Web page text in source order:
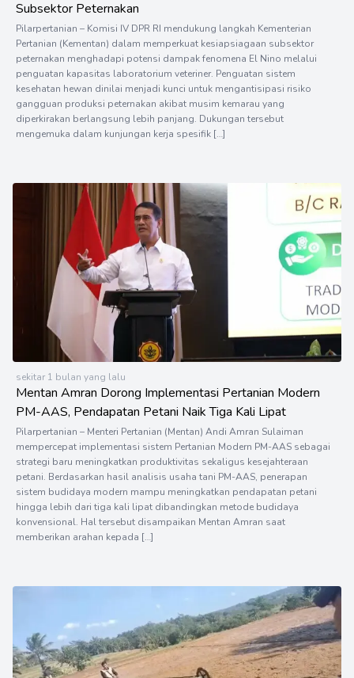
Subsektor Peternakan
Pilarpertanian – Komisi IV DPR RI mendukung langkah Kementerian
Pertanian (Kementan) dalam memperkuat kesiapsiagaan subsektor
peternakan menghadapi potensi dampak fenomena El Nino melalui
penguatan kapasitas laboratorium veteriner. Penguatan sistem
kesehatan hewan dinilai menjadi kunci untuk mengantisipasi risiko
gangguan produksi peternakan akibat musim kemarau yang
diperkirakan berlangsung lebih panjang. Dukungan tersebut
mengemuka dalam kunjungan kerja spesifik […]
sekitar 1 bulan yang lalu
Mentan Amran Dorong Implementasi Pertanian Modern
PM-AAS, Pendapatan Petani Naik Tiga Kali Lipat
Pilarpertanian – Menteri Pertanian (Mentan) Andi Amran Sulaiman
mempercepat implementasi sistem Pertanian Modern PM-AAS sebagai
strategi baru meningkatkan produktivitas sekaligus kesejahteraan
petani. Berdasarkan hasil analisis usaha tani PM-AAS, penerapan
sistem budidaya modern mampu meningkatkan pendapatan petani
hingga lebih dari tiga kali lipat dibandingkan metode budidaya
konvensional. Hal tersebut disampaikan Mentan Amran saat
memberikan arahan kepada […]